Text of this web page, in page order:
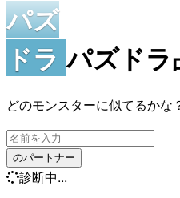
パズ
ドラ パズドラ
どのモンスターに似てるかな
のパートナー
診断中...